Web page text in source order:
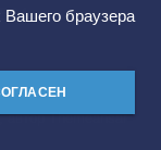
Вашего браузера
авторThemeansar